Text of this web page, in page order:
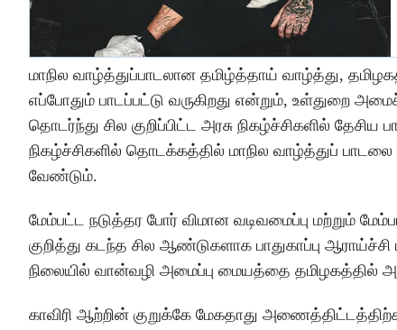
மாநில வாழ்த்துப்பாடலான தமிழ்த்தாய் வாழ்த்து,
எப்போதும் பாடப்பட்டு வருகிறது என்றும், உள்துறை
தொடர்ந்து சில குறிப்பிட்ட அரசு நிகழ்ச்சிகளில்
நிகழ்ச்சிகளில் தொடக்கத்தில் மாநில வாழ்த்துப்
வேண்டும்.
மேம்பட்ட நடுத்தர போர் விமான வடிவமைப்பு மற்றும்
குறித்து கடந்த சில ஆண்டுகளாக பாதுகாப்பு
நிலையில் வான்வழி அமைப்பு மையத்தை தமிழகத்தில்
காவிரி ஆற்றின் குறுக்கே மேகதாது